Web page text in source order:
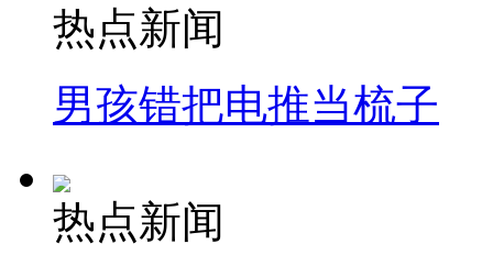
热点新闻
男孩错把电推当梳子
热点新闻